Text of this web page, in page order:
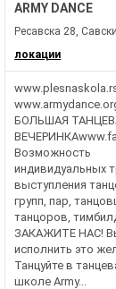
ARMY DANCE
Ресавска 28,
локации
БОЛЬШАЯ
Возможность
индивидуальных
выступления
групп, пар,
танцоров,
ЗАКАЖИТЕ НАС!
исполнить это
Танцуйте в
школе Army...